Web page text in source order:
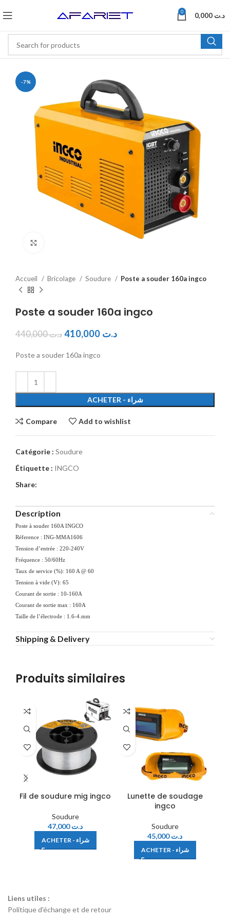
0 د.ت
-7%
Accueil Bricolage Soudure Poste a souder 160a ingco
Poste a souder 160a ingco
د.ت440,000 د.ت
Poste a souder 160a ingco
ACHETER - شراء
Compare Add to wishlist
Catégorie : Soudure
Étiquette : INGCO
Share:
Description
Poste à souder 160A INGCO
Réference : ING-MMA1606
Tension d’entrée : 220-240V
Fréquence : 50/60Hz
Taux de service (%): 160 A @ 60
Tension à vide (V): 65
Courant de sortie : 10-160A
Courant de sortie max : 160A
Taille de l’électrode : 1.6-4.mm
Shipping & Delivery
Produits similaires
Fil de soudure mig ingco
Soudure
د.ت47,000
ACHETER - شراء
Lunette de soudage
ingco
Soudure
د.ت45,000
ACHETER - شراء
Liens utiles :
Politique d'échange et de retour